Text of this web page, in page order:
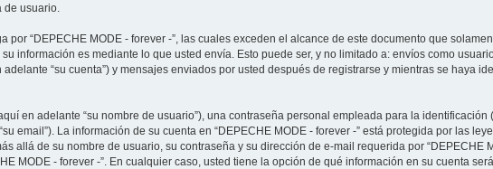
usuario.
“DEPECHE MODE - forever -”, las cuales exceden el alcance de este documento que
información es mediante lo que usted envía. Esto puede ser, y no limitado a: envíos como
“su cuenta”) y mensajes enviados por usted después de registrarse y mientras se haya
en adelante “su nombre de usuario”), una contraseña personal empleada para la identificación
email”). La información de su cuenta en “DEPECHE MODE - forever -” está protegida por las
allá de su nombre de usuario, su contraseña y su dirección de e-mail requerida por “DEPECHE
MODE - forever -”. En cualquier caso, usted tiene la opción de qué información en su cuenta